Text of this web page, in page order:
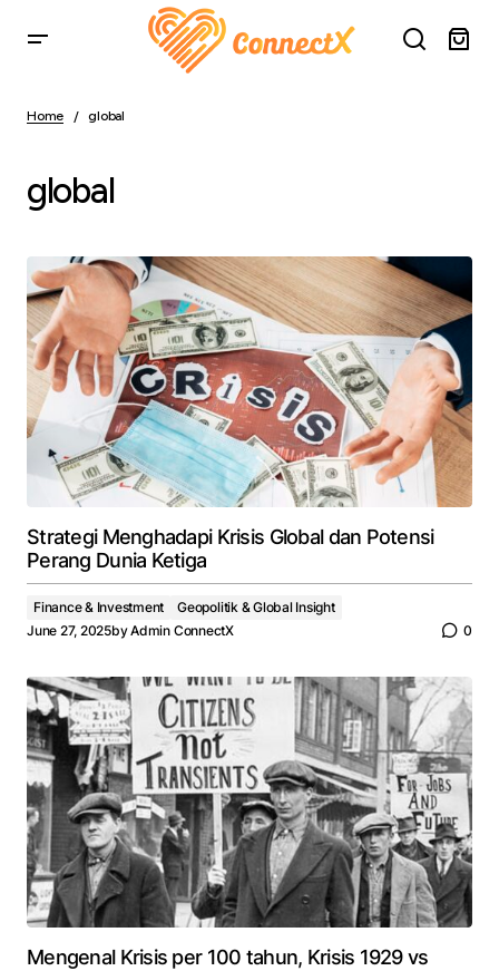
Home global
global
Strategi Menghadapi Krisis Global dan Potensi
Perang Dunia Ketiga
Finance & Investment
Geopolitik & Global Insight
June 27, 2025byAdmin ConnectX 0
Mengenal Krisis per 100 tahun, Krisis 1929 vs